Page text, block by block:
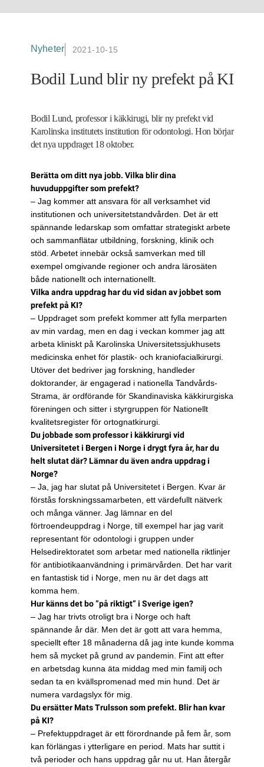
Nyheter 2021-10-15
Bodil Lund blir ny prefekt på KI
Bodil Lund, professor i käkkirugi, blir ny prefekt vid
Karolinska institutets institution för odontologi. Hon börjar
det nya uppdraget 18 oktober.
Berätta om ditt nya jobb. Vilka blir dina
huvuduppgifter som prefekt?
– Jag kommer att ansvara för all verksamhet vid
institutionen och universitetstandvården. Det är ett
spännande ledarskap som omfattar strategiskt arbete
och sammanflätar utbildning, forskning, klinik och
stöd. Arbetet innebär också samverkan med till
exempel omgivande regioner och andra lärosäten
både nationellt och internationellt.
Vilka andra uppdrag har du vid sidan av jobbet som
prefekt på KI?
– Uppdraget som prefekt kommer att fylla merparten
av min vardag, men en dag i veckan kommer jag att
arbeta kliniskt på Karolinska Universitetssjukhusets
medicinska enhet för plastik- och kraniofacialkirurgi.
Utöver det bedriver jag forskning, handleder
doktorander, är engagerad i nationella Tandvårds-
Strama, är ordförande för Skandinaviska käkkirurgiska
föreningen och sitter i styrgruppen för Nationellt
kvalitetsregister för ortognatkirurgi.
Du jobbade som professor i käkkirurgi vid
Universitetet i Bergen i Norge i drygt fyra år, har du
helt slutat där? Lämnar du även andra uppdrag i
Norge?
– Ja, jag har slutat på Universitetet i Bergen. Kvar är
förstås forskningssamarbeten, ett värdefullt nätverk
och många vänner. Jag lämnar en del
förtroendeuppdrag i Norge, till exempel har jag varit
representant för odontologi i gruppen under
Helsedirektoratet som arbetar med nationella riktlinjer
för antibiotikaanvändning i primärvården. Det har varit
en fantastisk tid i Norge, men nu är det dags att
komma hem.
Hur känns det bo ”på riktigt” i Sverige igen?
– Jag har trivts otroligt bra i Norge och haft
spännande år där. Men det är gott att vara hemma,
speciellt efter 18 månaderna då jag inte kunde komma
hem så mycket på grund av pandemin. Fint att efter
en arbetsdag kunna äta middag med min familj och
sedan ta en kvällspromenad med min hund. Det är
numera vardagslyx för mig.
Du ersätter Mats Trulsson som prefekt. Blir han kvar
på KI?
– Prefektuppdraget är ett förordnande på fem år, som
kan förlängas i ytterligare en period. Mats har suttit i
två perioder och hans uppdrag går nu ut. Han återgår